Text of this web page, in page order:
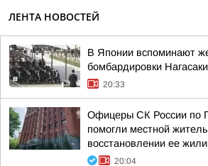
ЛЕНТА НОВОСТЕЙ
В Японии вспоминают
бомбардировки Нагасаки
20:33
Офицеры СК России по
помогли местной
восстановлении ее
20:04